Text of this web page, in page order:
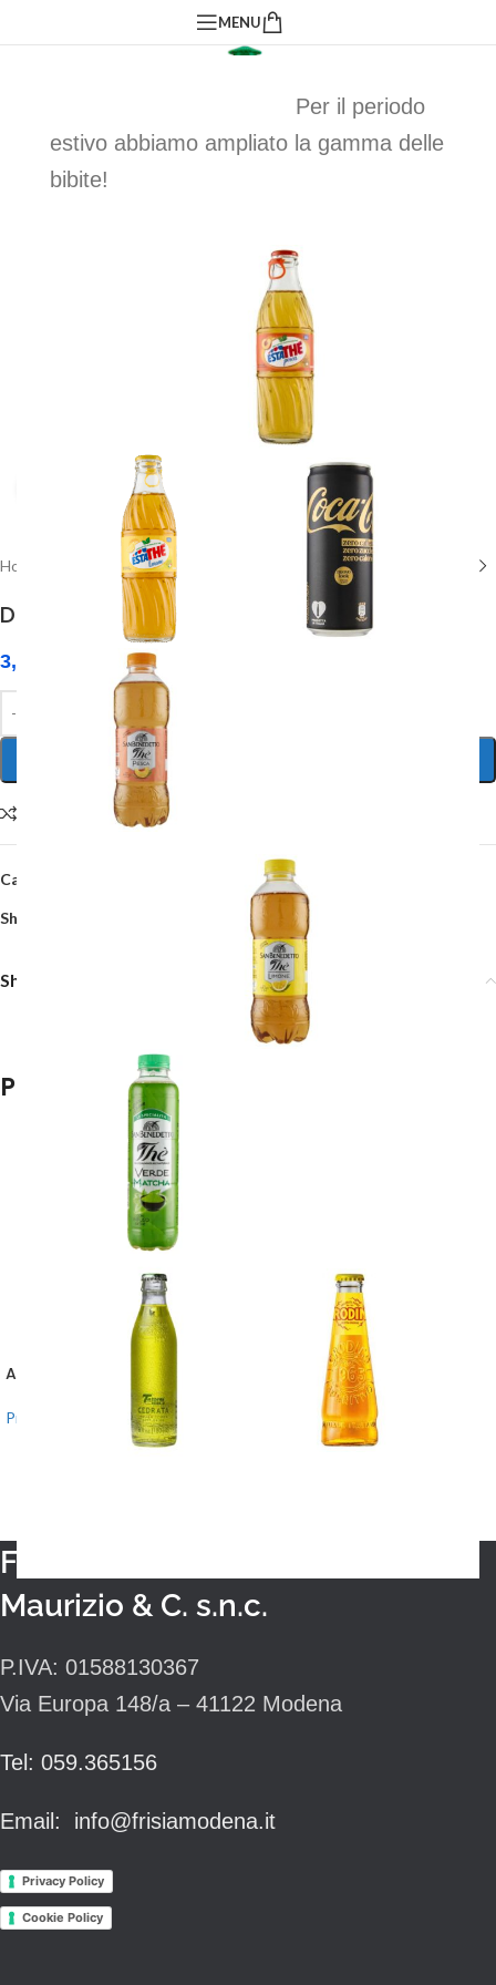
Per il periodo
estivo abbiamo ampliato la gamma delle
bibite!
MENU
Click to enlarge
Home Prodotti per pulizia e igiene
DETERSIVO PIATTI al Limone 1 L
3,20
AGGIUNGI AL CARRELLO
Add to wishlist
Categoria: Prodotti per pulizia e igiene
Share:
Shipping & Delivery
Prodotti correlati
ACIDO MURIATICO 1 L
Prodotti per pulizia e igiene
3,00€
AMMONIACA 1 L
Prodotti per pulizia e igiene
3,00
Frisiamodena di Bianconi
Maurizio & C. s.n.c.
P.IVA: 01588130367
Via Europa 148/a – 41122 Modena
Tel: 059.365156
Email: info@frisiamodena.it
Privacy Policy
Cookie Policy